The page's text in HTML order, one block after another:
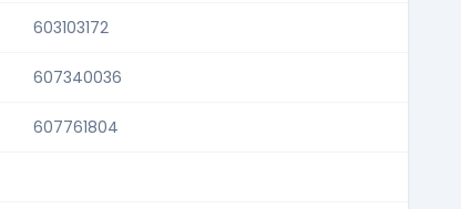
603103172
607340036
607761804